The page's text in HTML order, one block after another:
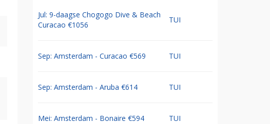
Jul: 9-daagse Chogogo Dive & Beach
Curacao €1056
TUI
Sep: Amsterdam - Curacao €569 TUI
Sep: Amsterdam - Aruba €614 TUI
Mei: Amsterdam - Bonaire €594 TUI